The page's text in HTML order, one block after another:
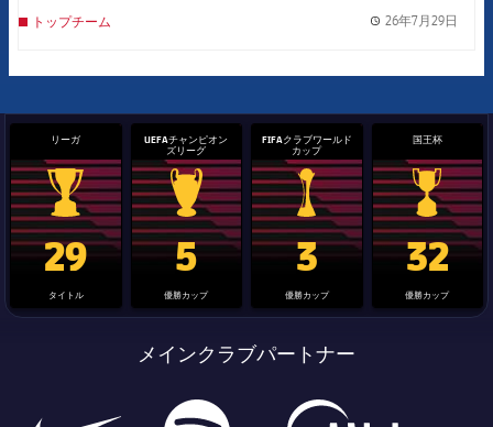
トップチーム 26年7月29日
リーガ
La Liga trophy
29
タイトル
UEFAチャンピオン
ズリーグ
Champions League trophy
5
優勝カップ
FIFAクラブワールド
カップ
label.aria.clubworldcup
3
優勝カップ
国王杯
国王杯
32
優勝カップ
メインクラブパートナー